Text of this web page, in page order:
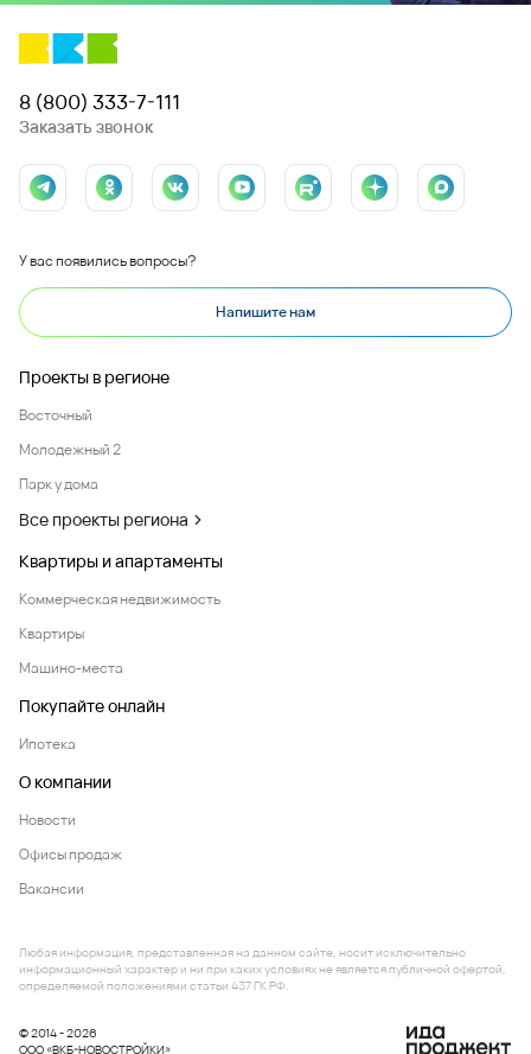
8 (800) 333-7-111
Заказать звонок
У вас появились вопросы?
Напишите нам
Проекты в регионе
Восточный
Молодежный 2
Парк у дома
Все проекты региона
Квартиры и апартаменты
Коммерческая недвижимость
Квартиры
Машино-места
Покупайте онлайн
Ипотека
О компании
Новости
Офисы продаж
Вакансии
© 2014 - 2026
ООО «ВКБ-НОВОСТРОЙКИ»
Любая информация, представленная на данном сайте, носит исключительно
информационный характер и ни при каких условиях не является публичной офертой,
определяемой положениями статьи 437 ГК РФ.